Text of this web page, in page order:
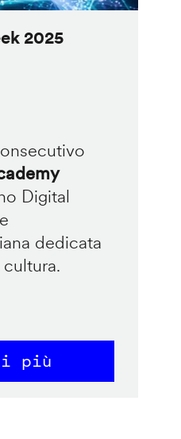
2025
Digital
dedicata
cultura.
più